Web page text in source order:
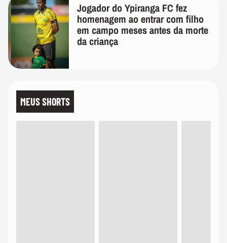
Jogador do Ypiranga FC fez
homenagem ao entrar com filho
em campo meses antes da morte
da criança
MEUS SHORTS